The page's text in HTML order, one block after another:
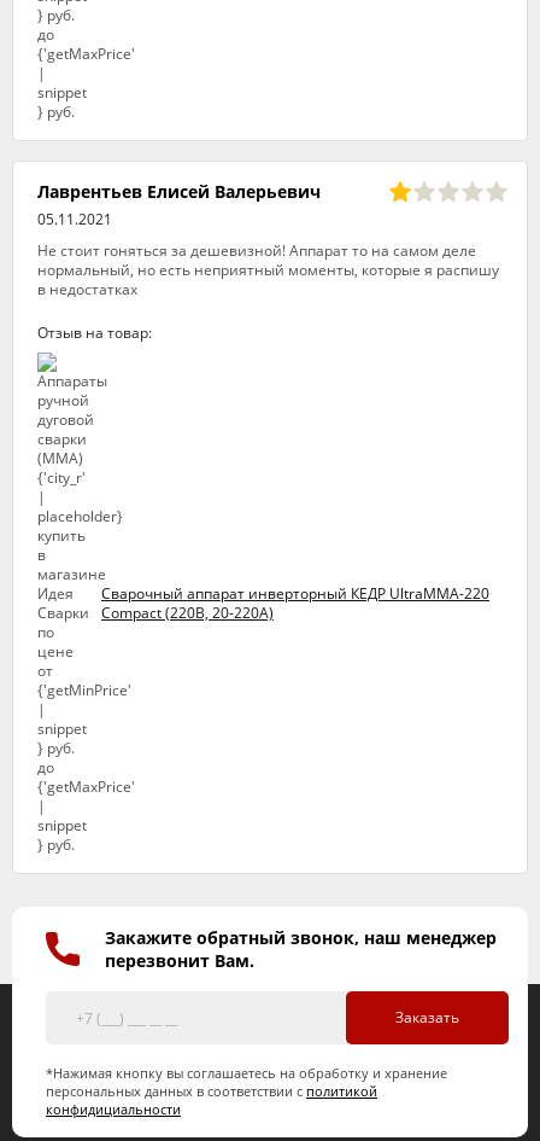
Лаврентьев Елисей Валерьевич
05.11.2021
Не стоит гоняться за дешевизной! Аппарат то на самом деле
нормальный, но есть неприятный моменты, которые я распишу
в недостатках
Отзыв на товар:
Сварочный аппарат инверторный КЕДР UltraMMA-220
Compact (220В, 20-220А)
Закажите обратный звонок, наш менеджер
перезвонит Вам.
Заказать
*Нажимая кнопку вы соглашаетесь на обработку и хранение
персональных данных в соответствии с политикой
конфидициальности